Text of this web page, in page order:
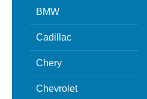
BMW
Cadillac
Chery
Chevrolet